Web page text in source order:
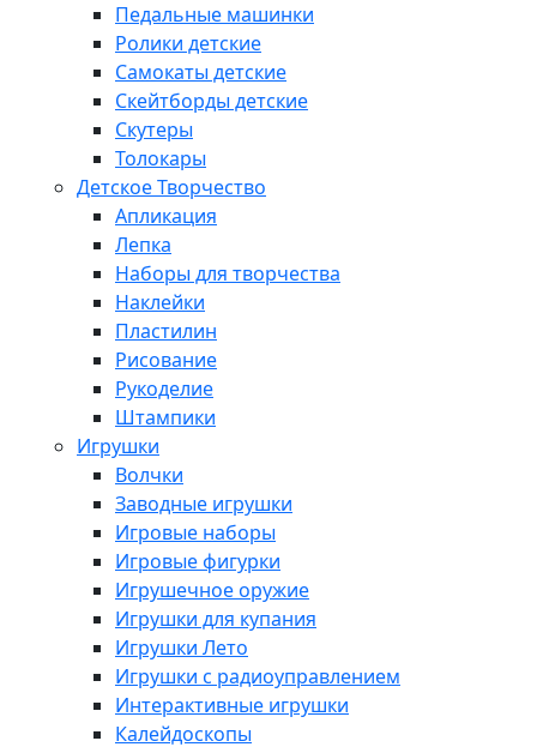
Педальные машинки
Ролики детские
Самокаты детские
Скейтборды детские
Скутеры
Толокары
Детское Творчество
Апликация
Лепка
Наборы для творчества
Наклейки
Пластилин
Рисование
Рукоделие
Штампики
Игрушки
Волчки
Заводные игрушки
Игровые наборы
Игровые фигурки
Игрушечное оружие
Игрушки для купания
Игрушки Лето
Игрушки с радиоуправлением
Интерактивные игрушки
Калейдоскопы